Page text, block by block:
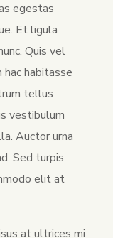
egestas
Et ligula
Quis vel
hac habitasse
tellus
vestibulum
Auctor urna
Sed turpis
elit at
at ultrices mi